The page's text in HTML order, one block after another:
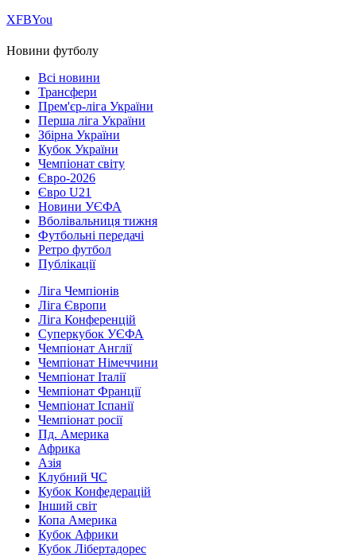
ХFBYou
Новини футболу
Всі новини
Трансфери
Прем'єр-ліга України
Перша ліга України
Збірна України
Кубок України
Чемпіонат світу
Євро-2026
Євро U21
Новини УЄФА
Вболівальниця тижня
Футбольні передачі
Ретро футбол
Публікації
Ліга Чемпіонів
Ліга Європи
Ліга Конференцій
Суперкубок УЄФА
Чемпіонат Англії
Чемпіонат Німеччини
Чемпіонат Італії
Чемпіонат Франції
Чемпіонат Іспанії
Чемпіонат росії
Пд. Америка
Африка
Азія
Клубний ЧС
Кубок Конфедерацій
Інший світ
Копа Америка
Кубок Африки
Кубок Лібертадорес